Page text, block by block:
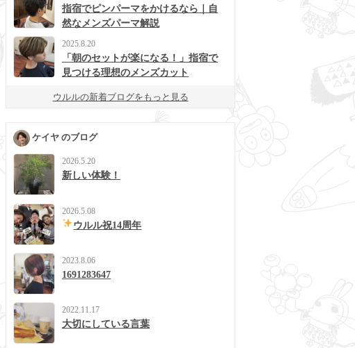
指宿でピンパーマをかけるなら｜自
然なメンズパーマ解説
2025.8.20
「朝のセットが楽になる！」指宿で
見つける理想のメンズカット
ウルルの新着ブログをもっと見る
ケイヤ のブログ
2026.5.20
新しい体験！
2026.5.08
ウルル祝14周年
2023.8.06
1691283647
2022.11.17
大切にしている言葉